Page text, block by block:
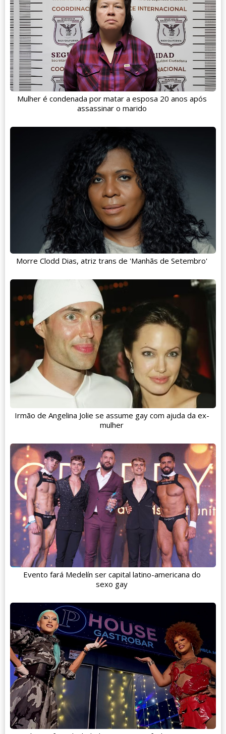
Mulher é condenada por matar a esposa 20 anos após
assassinar o marido
Morre Clodd Dias, atriz trans de 'Manhãs de Setembro'
Irmão de Angelina Jolie se assume gay com ajuda da ex-
mulher
Evento fará Medelín ser capital latino-americana do
sexo gay